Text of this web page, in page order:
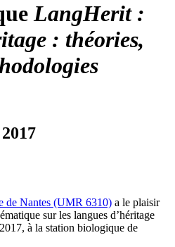
LangHerit :
: théories,
de Nantes (UMR 6310) a le plaisir
sur les langues d’héritage
à la station biologique de